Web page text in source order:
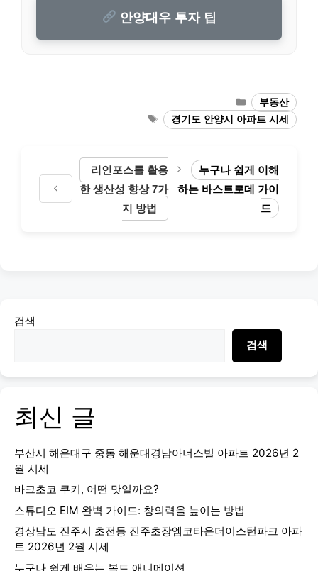
안양대우 투자 팁
Categories
부동산
Tags경기도 안양시 아파트 시세
리인포스를 활용
한 생산성 향상 7가
지 방법
누구나 쉽게 이해
하는 바스트로데 가이
드
검색
검색
최신 글
부산시 해운대구 중동 해운대경남아너스빌 아파트 2026년 2
월 시세
바크초코 쿠키, 어떤 맛일까요?
스튜디오 EIM 완벽 가이드: 창의력을 높이는 방법
경상남도 진주시 초전동 진주초장엠코타운더이스턴파크 아파
트 2026년 2월 시세
누구나 쉽게 배우는 볼트 애니메이션